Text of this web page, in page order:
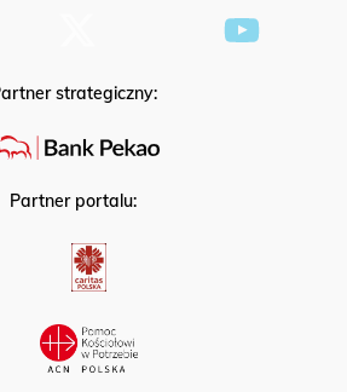
Partner strategiczny:
Partner portalu: